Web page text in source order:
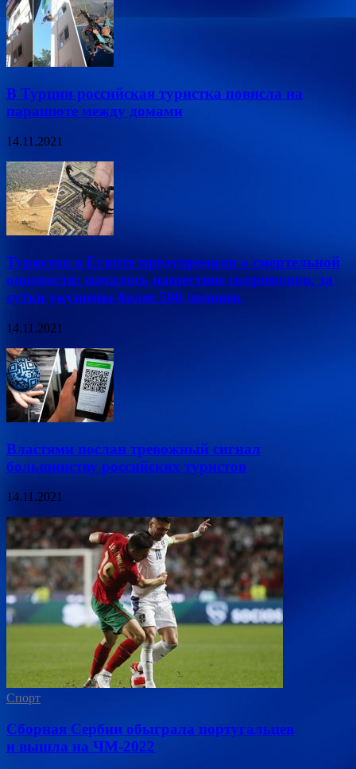
В Турции российская туристка повисла на
парашюте между домами
14.11.2021
Туристов в Египте предупредили о смертельной
опасности: началось нашествие скорпионов, за
сутки укушены более 500 человек
14.11.2021
Властями послан тревожный сигнал
большинству российских туристов
14.11.2021
Спорт
Сборная Сербии обыграла португальцев
и вышла на ЧМ-2022